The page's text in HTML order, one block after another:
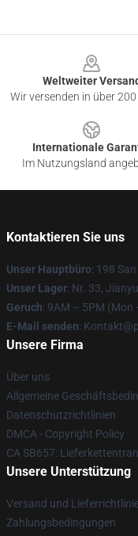
Weltweiter
Wir versenden in über
Internationale
Im Nutzungsland
Kontaktieren Sie uns
Unser Hauptbüro: 198
Unser Lager: Nr. 33,
Geruch: 9AM – 5PM (Mon
E-Mail senden:
Unsere Firma
Über uns
Allgemeine
Datenschutzrichtlinien
DMCA - Copyright Policy
CA SB657:
Unsere Unterstützung
Versand und
Zahlungsbedingungen